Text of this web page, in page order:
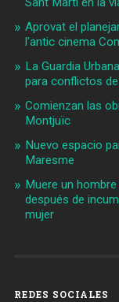
Aprovat el
l'antic cinema
La Guardia
para conflictos
Comienzan las
Montjuïc
Nuevo espacio
Maresme
Muere un
después de
mujer
REDES SOCIALES